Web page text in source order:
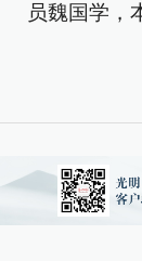
员魏国学，